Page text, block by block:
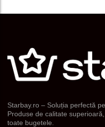
Starbay.ro – Soluția perfectă
Produse de calitate
toate bugetele.